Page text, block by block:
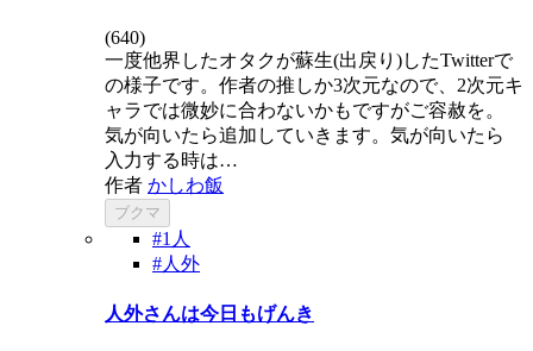
(640)
一度他界したオタクが蘇生(出戻り)したTwitterで
の様子です。作者の推しか3次元なので、2次元キ
ャラでは微妙に合わないかもですがご容赦を。
気が向いたら追加していきます。気が向いたら
入力する時は…
作者 かしわ飯
ブクマ
#1人
#人外
人外さんは今日もげんき